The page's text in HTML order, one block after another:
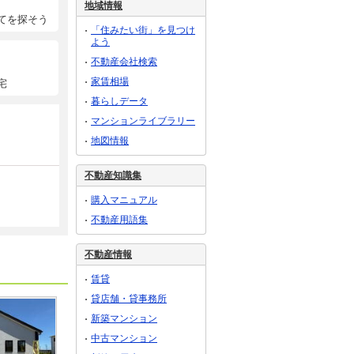
を探そう
地域情報
「住みたい街」を見つけ
よう
不動産会社検索
家賃相場
暮らしデータ
マンションライブラリー
地図情報
不動産知識集
購入マニュアル
不動産用語集
不動産情報
賃貸
貸店舗・貸事務所
新築マンション
中古マンション